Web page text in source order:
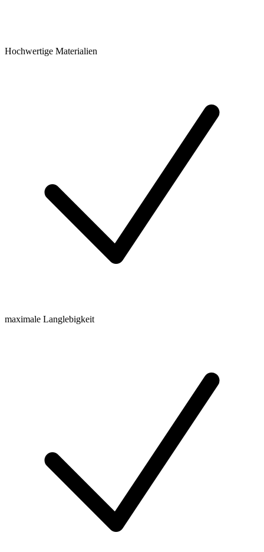
Hochwertige Materialien
maximale Langlebigkeit